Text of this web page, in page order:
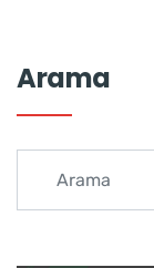
Arama